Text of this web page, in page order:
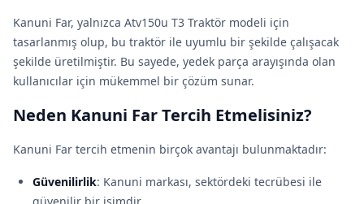
Kanuni Far, yalnızca Atv150u T3 Traktör modeli için
tasarlanmış olup, bu traktör ile uyumlu bir şekilde çalışacak
şekilde üretilmiştir. Bu sayede, yedek parça arayışında olan
kullanıcılar için mükemmel bir çözüm sunar.
Neden Kanuni Far Tercih Etmelisiniz?
Kanuni Far tercih etmenin birçok avantajı bulunmaktadır:
Güvenilirlik: Kanuni markası, sektördeki tecrübesi ile